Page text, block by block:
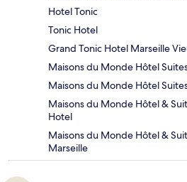
Hotel Tonic
Tonic Hotel
Grand Tonic Hotel Marseille
Maisons du Monde Hôtel
Maisons du Monde Hôtel
Maisons du Monde Hôtel &
Hotel
Maisons du Monde Hôtel &
Marseille